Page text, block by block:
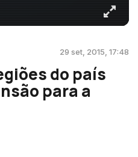
29 set, 2015, 17:48
do país
para a